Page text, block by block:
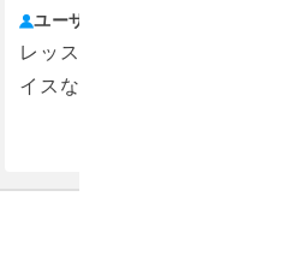
ユーザーの声
レッスンの進め方やチャット
イスなど、とても丁寧で優し